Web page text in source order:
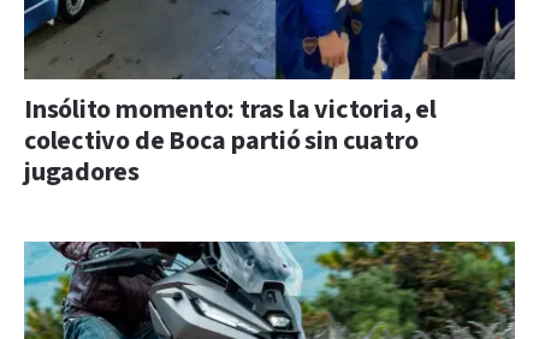
Insólito momento: tras la victoria, el
colectivo de Boca partió sin cuatro
jugadores